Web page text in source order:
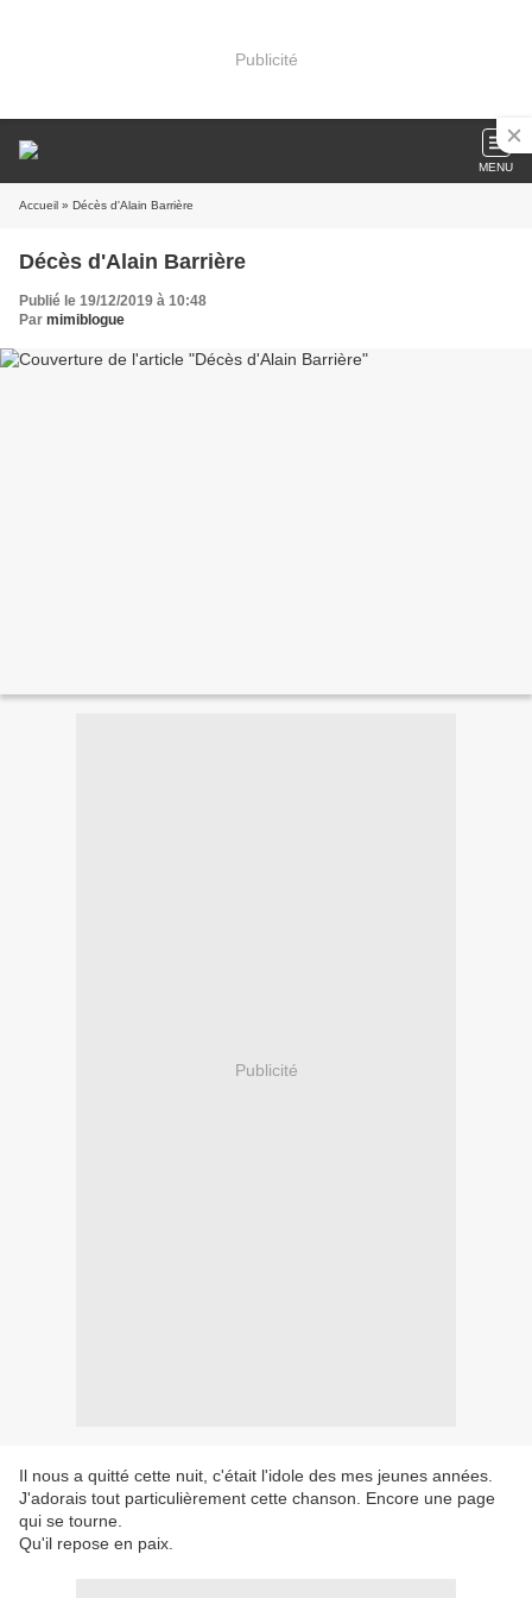
Publicité
MENU
Accueil » Décès d'Alain Barrière
Décès d'Alain Barrière
Publié le 19/12/2019 à 10:48
Par mimiblogue
Publicité
Il nous a quitté cette nuit, c'était l'idole des mes jeunes années.
J'adorais tout particulièrement cette chanson. Encore une page
qui se tourne.
Qu'il repose en paix.